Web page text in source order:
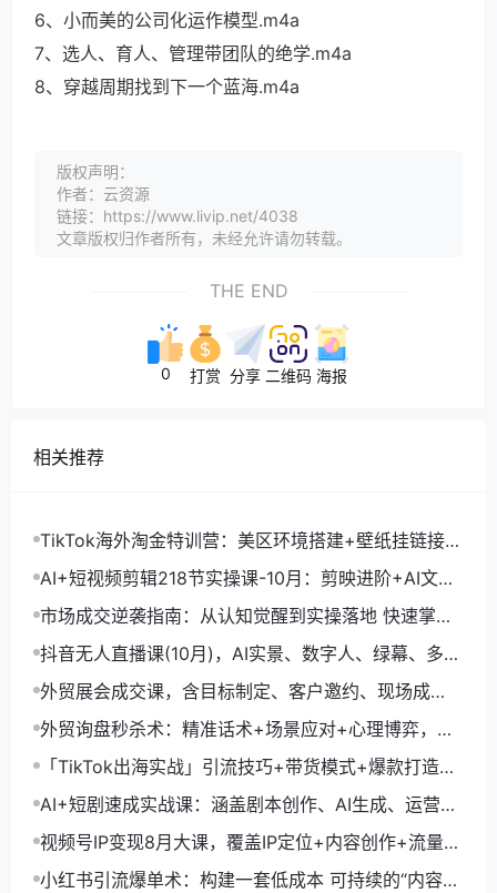
6、小而美的公司化运作模型.m4a
7、选人、育人、管理带团队的绝学.m4a
8、穿越周期找到下一个蓝海.m4a
版权声明：
作者：云资源
链接：https://www.livip.net/4038
文章版权归作者所有，未经允许请勿转载。
THE END
0 打赏 分享 二维码 海报
相关推荐
TikTok海外淘金特训营：美区环境搭建+壁纸挂链接
+剪映数字人，月入1.5万
AI+短视频剪辑218节实操课-10月：剪映进阶+AI文案
生成+账号运营，月入2万
市场成交逆袭指南：从认知觉醒到实操落地 快速掌握
市场开拓与成交核心能力
抖音无人直播课(10月)，AI实景、数字人、绿幕、多种
玩法、24小时自动盈利
外贸展会成交课，含目标制定、客户邀约、现场成
交，系统化SOP提升参展ROI
外贸询盘秒杀术：精准话术+场景应对+心理博弈，单
月询盘转化率提升200%
「TikTok出海实战」引流技巧+带货模式+爆款打造，
单月变现10万+秘籍
AI+短剧速成实战课：涵盖剧本创作、AI生成、运营变
现，单部剧收益破万
视频号IP变现8月大课，覆盖IP定位+内容创作+流量获
取+合规运营+商业转化
小红书引流爆单术：构建一套低成本 可持续的“内容-